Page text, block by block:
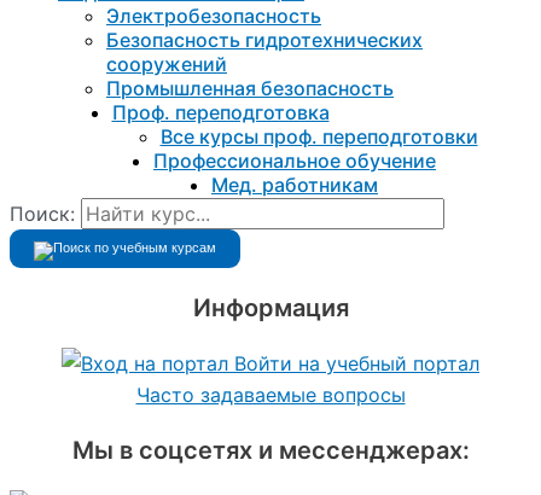
Электробезопасность
Безопасность гидротехнических
сооружений
Промышленная безопасность
Проф. переподготовка
Все курсы проф. переподготовки
Профессиональное обучение
Мед. работникам
Поиск:
Информация
Войти на учебный портал
Часто задаваемые вопросы
Мы в соцсетях и мессенджерах: